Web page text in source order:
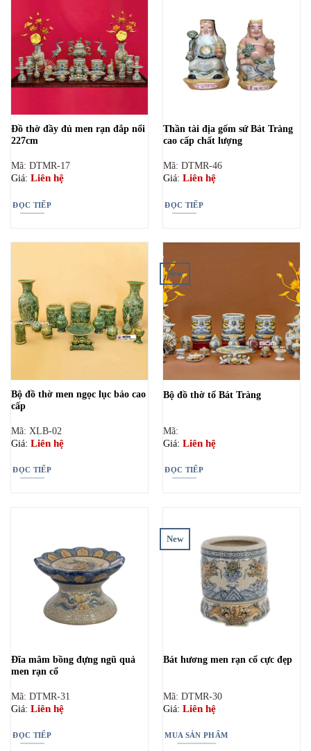
Đồ thờ đầy đủ men rạn đắp nổi
227cm
Mã: DTMR-17
Giá: Liên hệ
ĐỌC TIẾP
Thần tài địa gốm sứ Bát Tràng
cao cấp chất lượng
Mã: DTMR-46
Giá: Liên hệ
ĐỌC TIẾP
Bộ đồ thờ men ngọc lục bảo cao
cấp
Mã: XLB-02
Giá: Liên hệ
ĐỌC TIẾP
New
Bộ đồ thờ tổ Bát Tràng
Mã:
Giá: Liên hệ
ĐỌC TIẾP
Đĩa mâm bồng đựng ngũ quả
men rạn cổ
Mã: DTMR-31
Giá: Liên hệ
ĐỌC TIẾP
New
Bát hương men rạn cổ cực đẹp
Mã: DTMR-30
Giá: Liên hệ
MUA SẢN PHẨM